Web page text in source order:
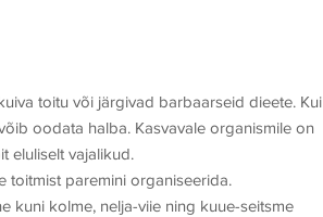
toitu või järgivad barbaarseid dieete. Kui
oodata halba. Kasvavale organismile on
eluliselt vajalikud.
toitmist paremini organiseerida.
kuni kolme, nelja-viie ning kuue-seitsme